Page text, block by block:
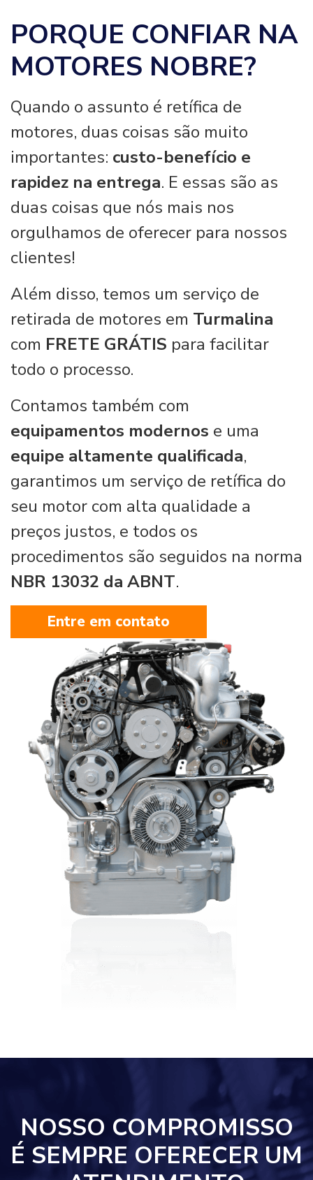
PORQUE CONFIAR NA
MOTORES NOBRE?
Quando o assunto é retífica de
motores, duas coisas são muito
importantes: custo-benefício e
rapidez na entrega. E essas são as
duas coisas que nós mais nos
orgulhamos de oferecer para nossos
clientes!
Além disso, temos um serviço de
retirada de motores em Turmalina
com FRETE GRÁTIS para facilitar
todo o processo.
Contamos também com
equipamentos modernos e uma
equipe altamente qualificada,
garantimos um serviço de retífica do
seu motor com alta qualidade a
preços justos, e todos os
procedimentos são seguidos na norma
NBR 13032 da ABNT.
Entre em contato
NOSSO COMPROMISSO
É SEMPRE OFERECER UM